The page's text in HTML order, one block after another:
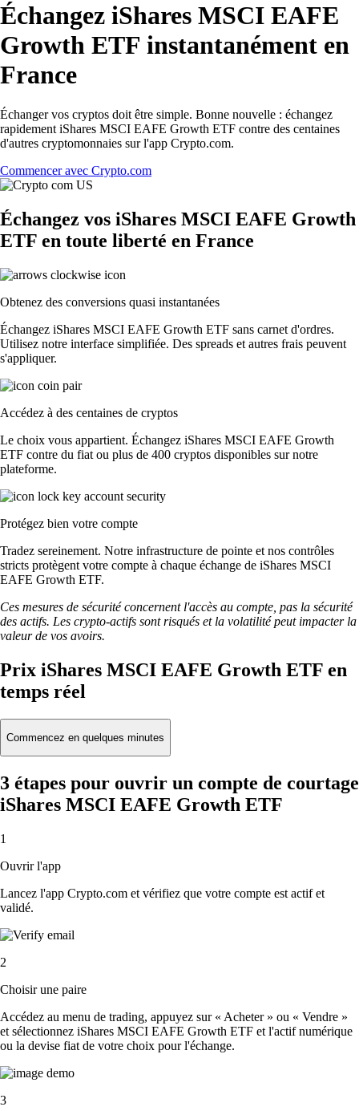
Échangez iShares MSCI EAFE
Growth ETF instantanément en
France
Échanger vos cryptos doit être simple. Bonne nouvelle : échangez
rapidement iShares MSCI EAFE Growth ETF contre des centaines
d'autres cryptomonnaies sur l'app Crypto.com.
Commencer avec Crypto.com
Échangez vos iShares MSCI EAFE Growth
ETF en toute liberté en France
Obtenez des conversions quasi instantanées
Échangez iShares MSCI EAFE Growth ETF sans carnet d'ordres.
Utilisez notre interface simplifiée. Des spreads et autres frais peuvent
s'appliquer.
Accédez à des centaines de cryptos
Le choix vous appartient. Échangez iShares MSCI EAFE Growth
ETF contre du fiat ou plus de 400 cryptos disponibles sur notre
plateforme.
Protégez bien votre compte
Tradez sereinement. Notre infrastructure de pointe et nos contrôles
stricts protègent votre compte à chaque échange de iShares MSCI
EAFE Growth ETF.
Ces mesures de sécurité concernent l'accès au compte, pas la sécurité
des actifs. Les crypto-actifs sont risqués et la volatilité peut impacter la
valeur de vos avoirs.
Prix iShares MSCI EAFE Growth ETF en
temps réel
Commencez en quelques minutes
3 étapes pour ouvrir un compte de courtage
iShares MSCI EAFE Growth ETF
1
Ouvrir l'app
Lancez l'app Crypto.com et vérifiez que votre compte est actif et
validé.
2
Choisir une paire
Accédez au menu de trading, appuyez sur « Acheter » ou « Vendre »
et sélectionnez iShares MSCI EAFE Growth ETF et l'actif numérique
ou la devise fiat de votre choix pour l'échange.
3